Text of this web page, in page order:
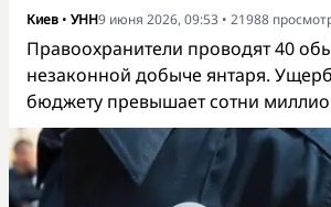
Киев • УНН9 июня 2026, 09:53 • 21988
Правоохранители проводят 40
незаконной добыче янтаря.
бюджету превышает сотни